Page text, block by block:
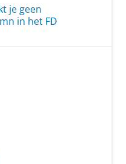
je geen
in het FD